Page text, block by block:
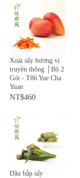
Xoài sấy hương vị
truyền thống │Bộ 2
Gói - T86 Yue Cha
Yuan
NT$460
Đậu bắp sấy